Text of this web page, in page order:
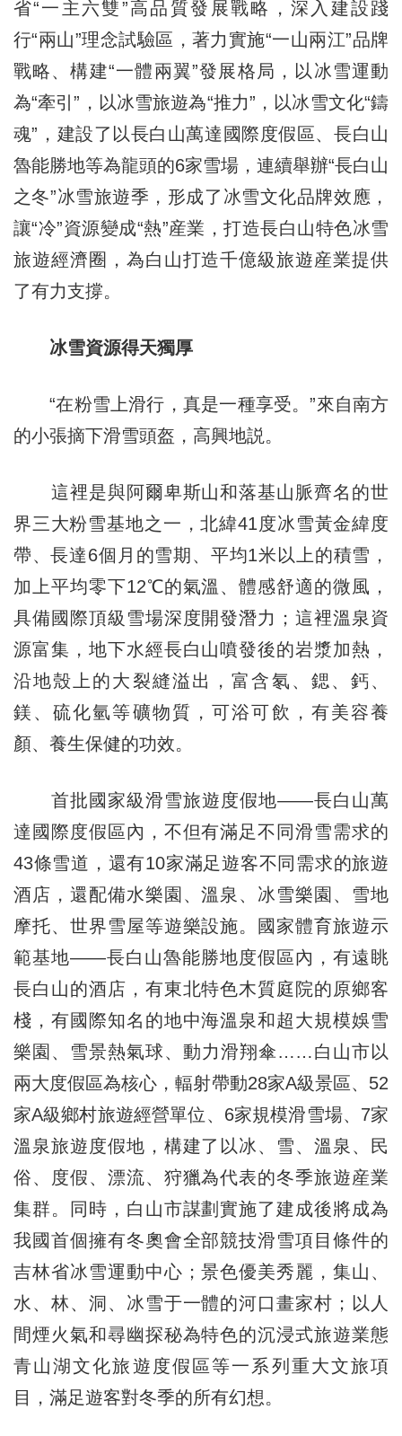
省“一主六雙”高品質發展戰略，深入建設踐
行“兩山”理念試驗區，著力實施“一山兩江”品牌
戰略、構建“一體兩翼”發展格局，以冰雪運動
為“牽引”，以冰雪旅遊為“推力”，以冰雪文化“鑄
魂”，建設了以長白山萬達國際度假區、長白山
魯能勝地等為龍頭的6家雪場，連續舉辦“長白山
之冬”冰雪旅遊季，形成了冰雪文化品牌效應，
讓“冷”資源變成“熱”産業，打造長白山特色冰雪
旅遊經濟圈，為白山打造千億級旅遊産業提供
了有力支撐。
冰雪資源得天獨厚
“在粉雪上滑行，真是一種享受。”來自南方
的小張摘下滑雪頭盔，高興地説。
這裡是與阿爾卑斯山和落基山脈齊名的世
界三大粉雪基地之一，北緯41度冰雪黃金緯度
帶、長達6個月的雪期、平均1米以上的積雪，
加上平均零下12℃的氣溫、體感舒適的微風，
具備國際頂級雪場深度開發潛力；這裡溫泉資
源富集，地下水經長白山噴發後的岩漿加熱，
沿地殼上的大裂縫溢出，富含氡、鍶、鈣、
鎂、硫化氫等礦物質，可浴可飲，有美容養
顏、養生保健的功效。
首批國家級滑雪旅遊度假地——長白山萬
達國際度假區內，不但有滿足不同滑雪需求的
43條雪道，還有10家滿足遊客不同需求的旅遊
酒店，還配備水樂園、溫泉、冰雪樂園、雪地
摩托、世界雪屋等遊樂設施。國家體育旅遊示
範基地——長白山魯能勝地度假區內，有遠眺
長白山的酒店，有東北特色木質庭院的原鄉客
棧，有國際知名的地中海溫泉和超大規模娛雪
樂園、雪景熱氣球、動力滑翔傘……白山市以
兩大度假區為核心，輻射帶動28家A級景區、52
家A級鄉村旅遊經營單位、6家規模滑雪場、7家
溫泉旅遊度假地，構建了以冰、雪、溫泉、民
俗、度假、漂流、狩獵為代表的冬季旅遊産業
集群。同時，白山市謀劃實施了建成後將成為
我國首個擁有冬奧會全部競技滑雪項目條件的
吉林省冰雪運動中心；景色優美秀麗，集山、
水、林、洞、冰雪于一體的河口畫家村；以人
間煙火氣和尋幽探秘為特色的沉浸式旅遊業態
青山湖文化旅遊度假區等一系列重大文旅項
目，滿足遊客對冬季的所有幻想。